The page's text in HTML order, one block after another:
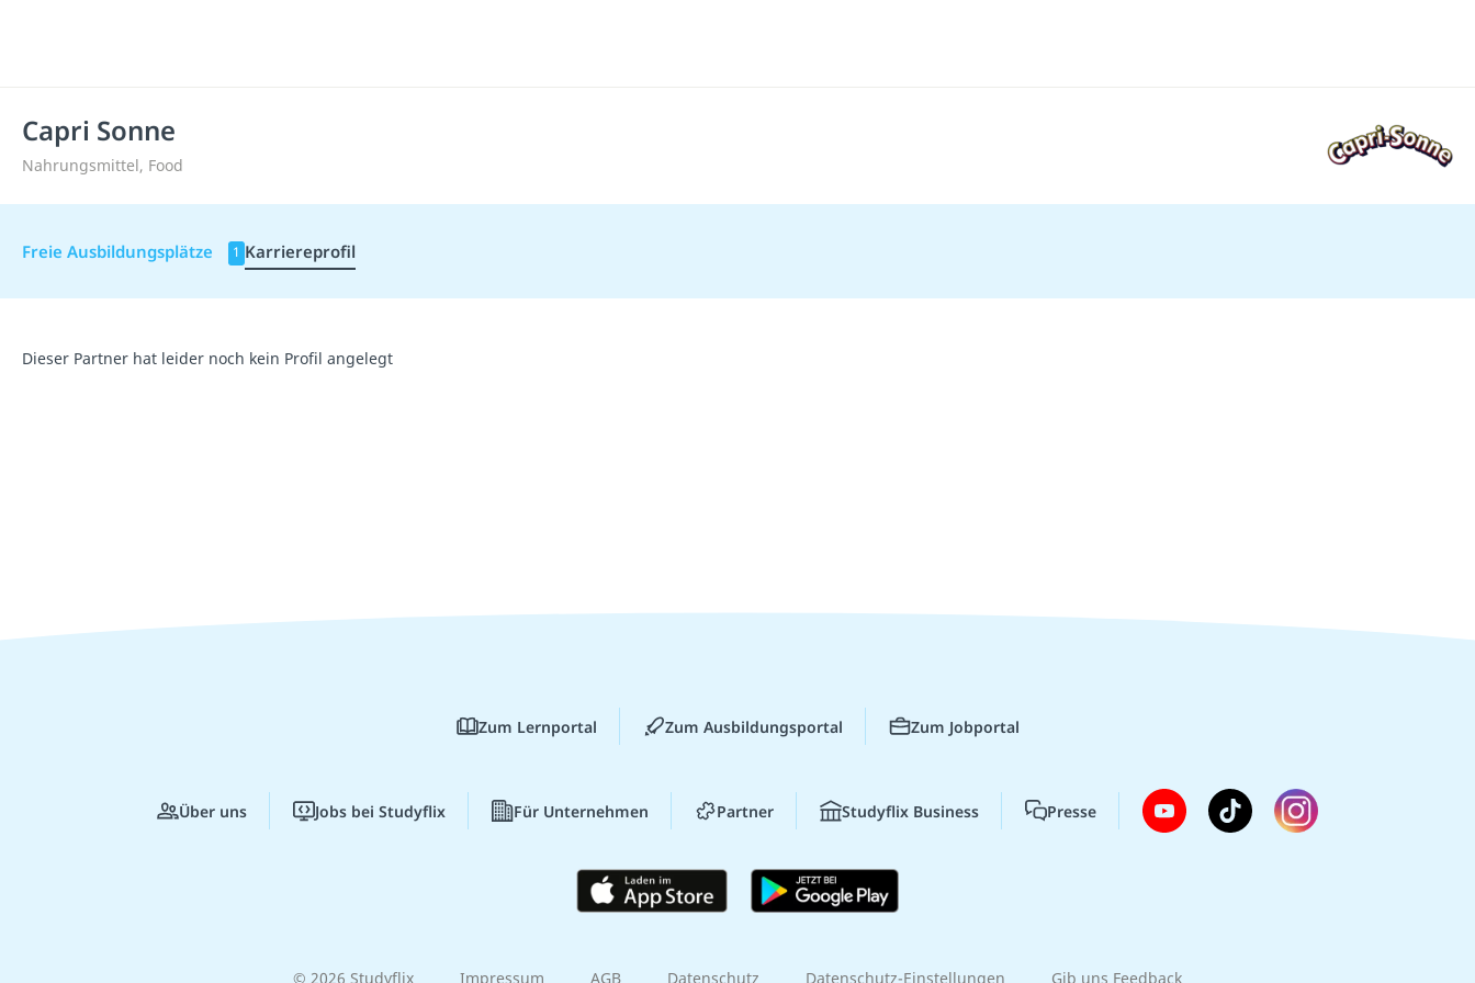
Capri Sonne
Nahrungsmittel, Food
Freie Ausbildungsplätze 1 Karriereprofil
Dieser Partner hat leider noch kein Profil angelegt
Zum Lernportal Zum Ausbildungsportal Zum Jobportal
Über uns Jobs bei Studyflix Für Unternehmen Partner Studyflix Business Presse
© 2026 Studyflix Impressum AGB Datenschutz Datenschutz-Einstellungen Gib uns Feedback